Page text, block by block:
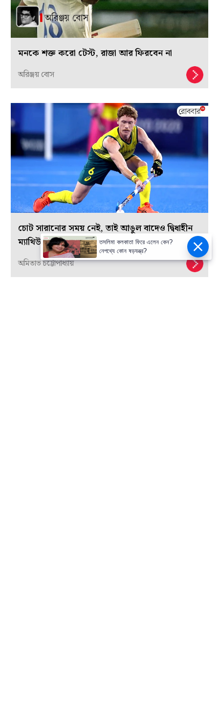
মনকে শক্ত করো টেস্ট, রাজা আর ফিরবেন না
অরিঞ্জয় বোস
চোট সারানোর সময় নেই, তাই আঙুল বাদেও দ্বিধাহীন
ম্যাথিউ ডসন
অমিতাভ চট্টোপাধ্যায়
তসলিমা কলকাতা ফিরে এলেন কেন?
নেপথ্যে কোন ষড়যন্ত্র?